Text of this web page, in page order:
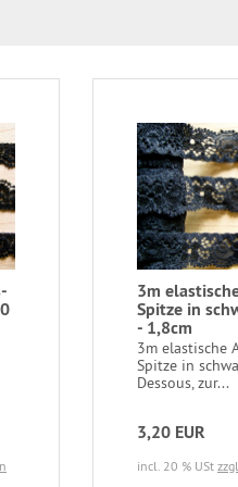
3m
Spitze in
- 1,8cm
3m elastische
Spitze in
Dessous, zur...
3,20 EUR
incl. 20 % USt